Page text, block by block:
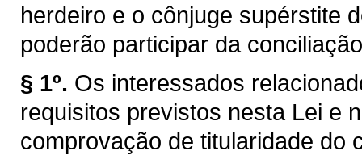
herdeiro e o cônjuge supérstite
poderão participar da
§ 1º. Os interessados
requisitos previstos nesta Lei e
comprovação de titularidade do